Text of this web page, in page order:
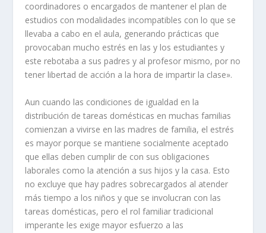
coordinadores o encargados de mantener el plan de
estudios con modalidades incompatibles con lo que se
llevaba a cabo en el aula, generando prácticas que
provocaban mucho estrés en las y los estudiantes y
este rebotaba a sus padres y al profesor mismo, por no
tener libertad de acción a la hora de impartir la clase».
Aun cuando las condiciones de igualdad en la
distribución de tareas domésticas en muchas familias
comienzan a vivirse en las madres de familia, el estrés
es mayor porque se mantiene socialmente aceptado
que ellas deben cumplir de con sus obligaciones
laborales como la atención a sus hijos y la casa. Esto
no excluye que hay padres sobrecargados al atender
más tiempo a los niños y que se involucran con las
tareas domésticas, pero el rol familiar tradicional
imperante les exige mayor esfuerzo a las